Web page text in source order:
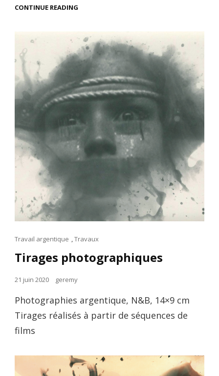
CONTINUE READING
LE
PAIN
Cat
Links
Travail argentique ,Travaux
Tirages photographiques
Posted
21 juin 2020 geremy
Photographies argentique, N&B, 14×9 cm
Tirages réalisés à partir de séquences de
films